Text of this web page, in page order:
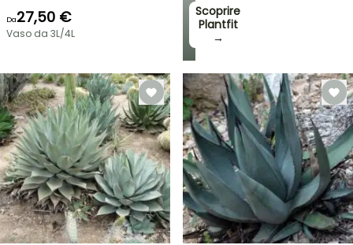
Scoprire
Plantfit
→
Da27,50 €
Vaso da 3L/4L